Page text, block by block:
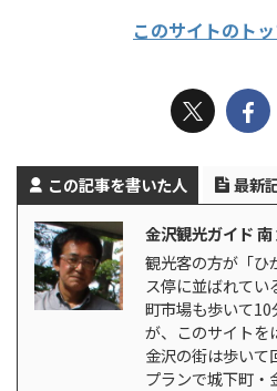
このサイトのト
この記事を書いた人 最新
金沢観光ガイド 南
観光客の方が「ひ
ス停に並ばれてい
町市場も歩いて
が、このサイトを
金沢の街は歩いて
プランで城下町・